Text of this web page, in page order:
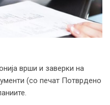
врши и заверки на
(со печат Потврдено